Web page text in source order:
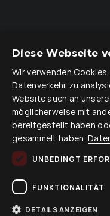
Diese Webseite
Wir verwenden
Datenverkehr zu
Website auch an
möglicherweise mit
bereitgestellt haben
gesammelt haben.
UNBEDINGT
FUNKTIONALITÄT
DETAILS ANZEIGEN